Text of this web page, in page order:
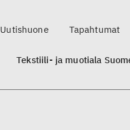
Uutishuone Tapahtumat
Tekstiili- ja muotiala